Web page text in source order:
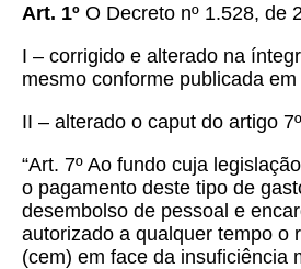
Art. 1º O Decreto nº 1.528, de
I – corrigido e alterado na
mesmo conforme publicada
II – alterado o caput do artigo
“Art. 7º Ao fundo cuja
o pagamento deste tipo de
desembolso de pessoal e
autorizado a qualquer tempo o
(cem) em face da insuficiência